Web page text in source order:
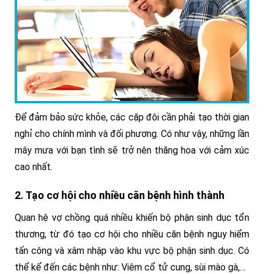
Để đảm bảo sức khỏe, các cặp đôi cần phải tạo thời gian
nghỉ cho chính mình và đối phương. Có như vậy, những lần
mây mưa với bạn tình sẽ trở nên thăng hoa với cảm xúc
cao nhất.
2. Tạo cơ hội cho nhiều căn bệnh hình thành
Quan hệ vợ chồng quá nhiều khiến bộ phận sinh dục tổn
thương, từ đó tạo cơ hội cho nhiều căn bệnh nguy hiểm
tấn công và xâm nhập vào khu vực bộ phận sinh dục. Có
thể kể đến các bệnh như: Viêm cổ tử cung, sùi mào gà,…